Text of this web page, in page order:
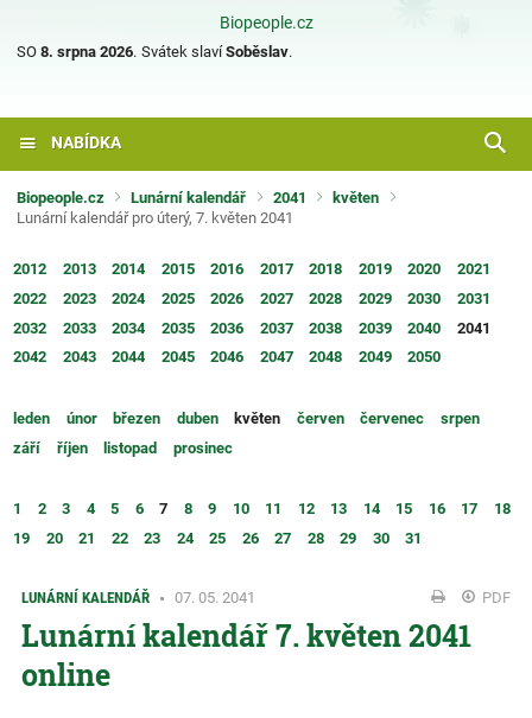
Biopeople.cz
SO 8. srpna 2026. Svátek slavíSoběslav.
NABÍDKA
Biopeople.cz Lunární kalendář 2041
květen
Lunární kalendář pro úterý, 7. květen 2041
2012 2013 2014 2015 2016 2017 2018 2019 2020
2021
2022
2023 2024 2025 2026 2027 2028 2029 2030
2031
2032
2033 2034 2035 2036 2037 2038 2039 2040
2041
2042
2043 2044 2045 2046 2047 2048 2049 2050
leden únor březen duben květen červen červenec
srpen
září
říjen listopad prosinec
1 2 3 4 5 6 7 8 9 10 11 12 13 14 15 16 17
18
19
20 21 22 23 24 25 26 27 28 29 30 31
LUNÁRNÍ KALENDÁŘ 07. 05. 2041 PDF
Lunární kalendář 7. květen 2041
online